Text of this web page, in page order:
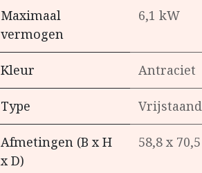
Maximaal
vermogen
6,1 kW
Kleur Antraciet
Type Vrijstaand
Afmetingen (B x H
x D)
58,8 x